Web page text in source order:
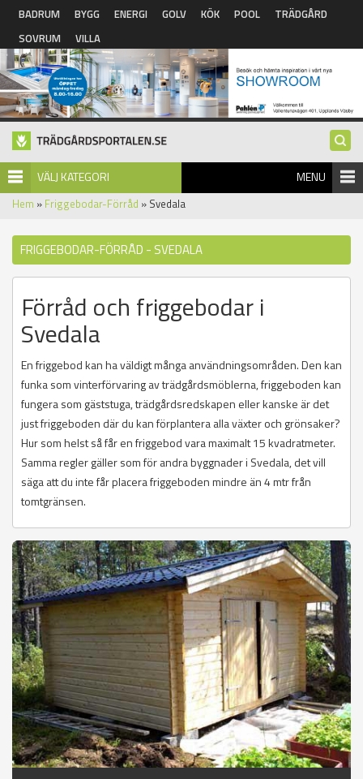
Hoppa till huvudinnehåll
BADRUM BYGG ENERGI GOLV KÖK POOL
TRÄDGÅRD
SOVRUM
VILLA
VÄLJ KATEGORI MENU
Hem » Friggebodar-Förråd » Svedala
FRIGGEBODAR-FÖRRÅD - SVEDALA
Förråd och friggebodar i
Svedala
En friggebod kan ha väldigt många användningsområden. Den kan
funka som vinterförvaring av trädgårdsmöblerna, friggeboden kan
fungera som gäststuga, trädgårdsredskapen eller kanske är det
just friggeboden där du kan förplantera alla växter och grönsaker?
Hur som helst så får en friggebod vara maximalt 15 kvadratmeter.
Samma regler gäller som för andra byggnader i Svedala, det vill
säga att du inte får placera friggeboden mindre än 4 mtr från
tomtgränsen.